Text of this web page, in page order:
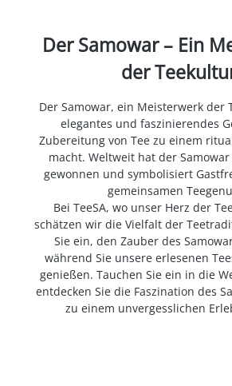
Der Samowar – Ein
der
Der Samowar, ein Meisterwerk der
elegantes und faszinierendes
Zubereitung von Tee zu einem
macht. Weltweit hat der
gewonnen und symbolisiert
gemeinsamen
Bei TeeSA, wo unser Herz der
schätzen wir die Vielfalt der
Sie ein, den Zauber des
während Sie unsere erlesenen
genießen. Tauchen Sie ein in die
entdecken Sie die Faszination des
zu einem unvergesslichen